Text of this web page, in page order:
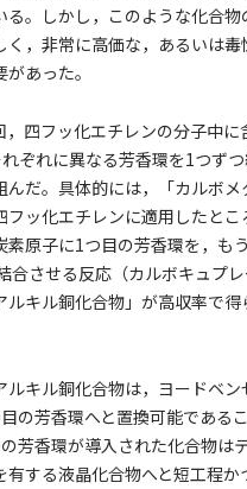
る。しかし，このような化合
く，非常に高価な，あるいは毒
あった。
，四フッ化エチレンの分子中に
ぞれに異なる芳香環を1つず
んだ。具体的には，「カルボメ
フッ化エチレンに適用したと
素原子に1つ目の芳香環を，も
合させる反応（カルボキュプレ
ルキル銅化合物」が高収率で得
ルキル銅化合物は，ヨードベ
の芳香環へと置換可能である
芳香環が導入された化合物は
有する液晶化合物へと短工程か